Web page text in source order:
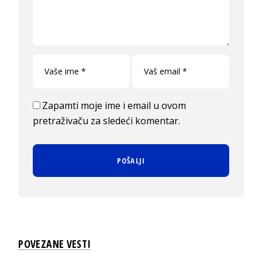
Zapamti moje ime i email u ovom
pretraživaču za sledeći komentar.
POVEZANE VESTI